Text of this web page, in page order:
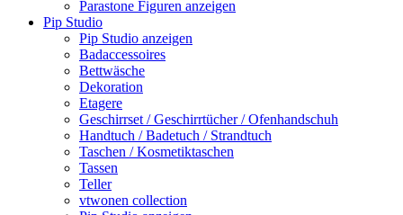
Parastone Figuren anzeigen
Pip Studio
Pip Studio anzeigen
Badaccessoires
Bettwäsche
Dekoration
Etagere
Geschirrset / Geschirrtücher / Ofenhandschuh
Handtuch / Badetuch / Strandtuch
Taschen / Kosmetiktaschen
Tassen
Teller
vtwonen collection